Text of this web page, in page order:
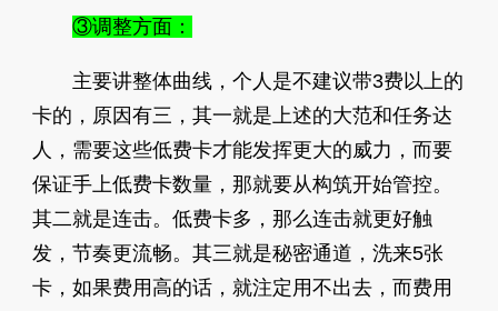
③调整方面：
主要讲整体曲线，个人是不建议带3费以上的
卡的，原因有三，其一就是上述的大范和任务达
人，需要这些低费卡才能发挥更大的威力，而要
保证手上低费卡数量，那就要从构筑开始管控。
其二就是连击。低费卡多，那么连击就更好触
发，节奏更流畅。其三就是秘密通道，洗来5张
卡，如果费用高的话，就注定用不出去，而费用